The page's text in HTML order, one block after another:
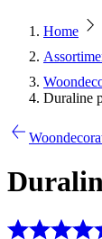
Home
Duraline